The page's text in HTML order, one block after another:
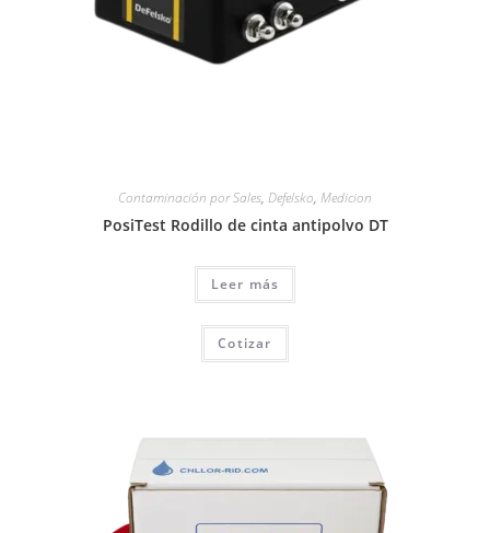
Contaminación por Sales, Defelsko, Medicion
PosiTest Rodillo de cinta antipolvo DT
Leer más
Cotizar